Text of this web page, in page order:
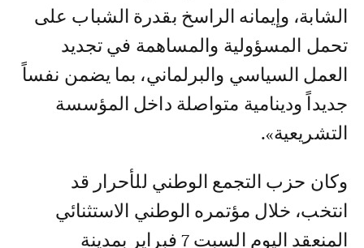
الشابة، وإيمانه الراسخ بقدرة الشباب على
تحمل المسؤولية والمساهمة في تجديد
العمل السياسي والبرلماني، بما يضمن نفساً
جديداً ودينامية متواصلة داخل المؤسسة
التشريعية».
وكان حزب التجمع الوطني للأحرار قد
انتخب، خلال مؤتمره الوطني الاستثنائي
المنعقد اليوم السبت 7 فبراير بمدينة